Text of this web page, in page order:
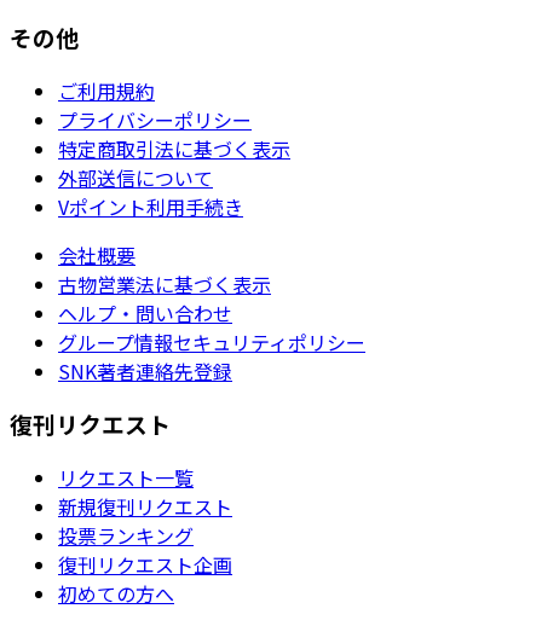
その他
ご利用規約
プライバシーポリシー
特定商取引法に基づく表示
外部送信について
Vポイント利用手続き
会社概要
古物営業法に基づく表示
ヘルプ・問い合わせ
グループ情報セキュリティポリシー
SNK著者連絡先登録
復刊リクエスト
リクエスト一覧
新規復刊リクエスト
投票ランキング
復刊リクエスト企画
初めての方へ